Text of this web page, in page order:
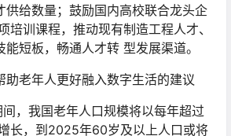
供给数量；鼓励国内高校联合龙头企
培训课程，推动现有制造工程人才、
短板，畅通人才转 型发展渠道。
助老年人更好融入数字生活的建议
间，我国老年人口规模将以每年超过
长，到2025年60岁及以上人口或将